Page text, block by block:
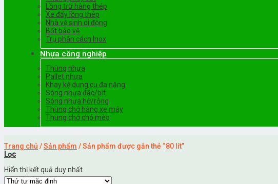
Lồng trữ hàng thép
Xe đẩy lồng thép
Nhà vệ sinh di động
Bốt bảo vệ
Trụ phân cách Inox
Nhựa công nghiệp
Thùng nhựa
Pallet nhựa
Khay kệ dụng cụ đa năng
Sóng nhựa đặc/bít
Sóng nhựa hở/rỗng
Thùng chở hàng xe máy
Thùng chở chó mèo
Trang chủ /Sản phẩm /Sản phẩm được gắn thẻ “80 lít”
Lọc
Hiển thị kết quả duy nhất